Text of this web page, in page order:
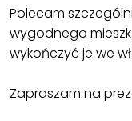
Polecam
wygodnego
wykończyć je we
Zapraszam na